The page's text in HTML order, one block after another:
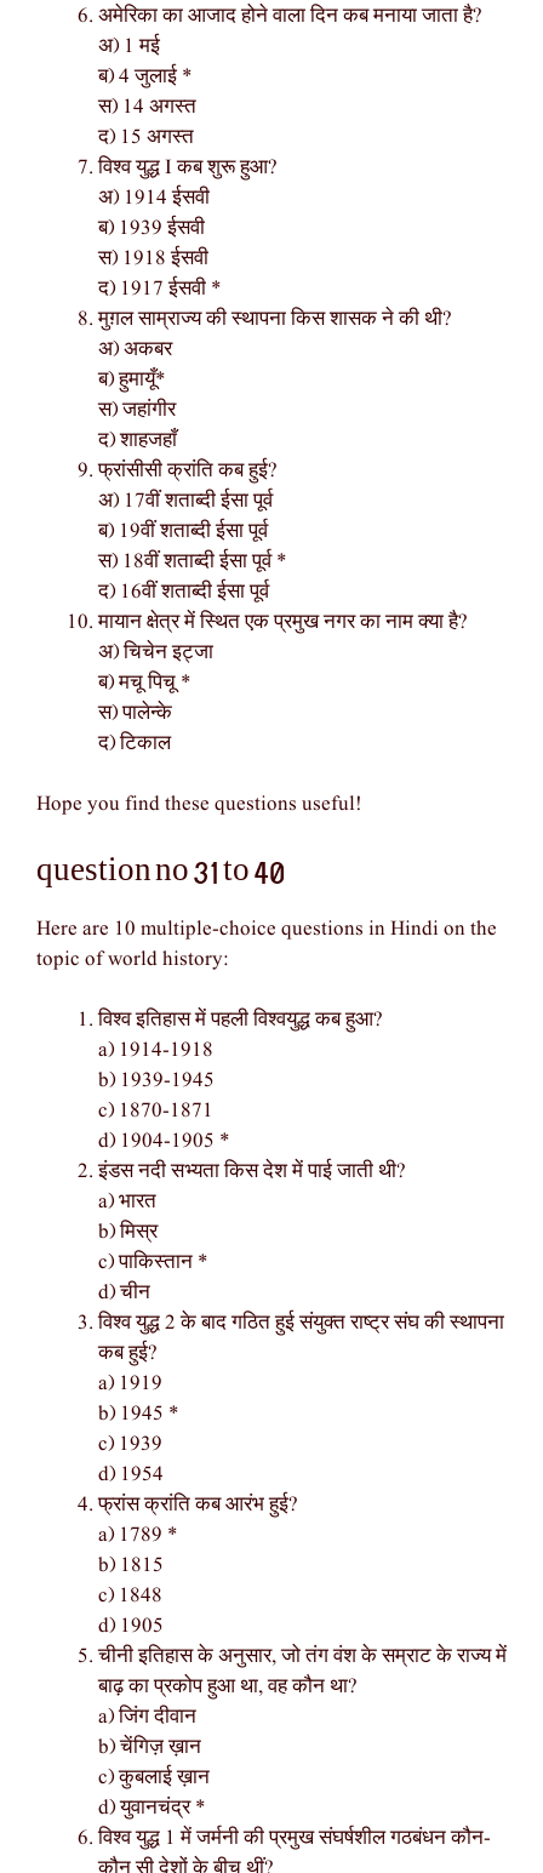
अमेरिका का आजाद होने वाला दिन कब मनाया जाता है?
अ) 1 मई
ब) 4 जुलाई *
स) 14 अगस्त
द) 15 अगस्त
विश्व युद्ध I कब शुरू हुआ?
अ) 1914 ईसवी
ब) 1939 ईसवी
स) 1918 ईसवी
द) 1917 ईसवी *
मुग़ल साम्राज्य की स्थापना किस शासक ने की थी?
अ) अकबर
ब) हुमायूँ*
स) जहांगीर
द) शाहजहाँ
फ्रांसीसी क्रांति कब हुई?
अ) 17वीं शताब्दी ईसा पूर्व
ब) 19वीं शताब्दी ईसा पूर्व
स) 18वीं शताब्दी ईसा पूर्व *
द) 16वीं शताब्दी ईसा पूर्व
मायान क्षेत्र में स्थित एक प्रमुख नगर का नाम क्या है?
अ) चिचेन इट्जा
ब) मचू पिचू *
स) पालेन्के
द) टिकाल
Hope you find these questions useful!
question no 31 to 40
Here are 10 multiple-choice questions in Hindi on the
topic of world history:
विश्व इतिहास में पहली विश्वयुद्ध कब हुआ?
a) 1914-1918
b) 1939-1945
c) 1870-1871
d) 1904-1905 *
इंडस नदी सभ्यता किस देश में पाई जाती थी?
a) भारत
b) मिस्र
c) पाकिस्तान *
d) चीन
विश्व युद्ध 2 के बाद गठित हुई संयुक्त राष्ट्र संघ की स्थापना
कब हुई?
a) 1919
b) 1945 *
c) 1939
d) 1954
फ्रांस क्रांति कब आरंभ हुई?
a) 1789 *
b) 1815
c) 1848
d) 1905
चीनी इतिहास के अनुसार, जो तंग वंश के सम्राट के राज्य में
बाढ़ का प्रकोप हुआ था, वह कौन था?
a) जिंग दीवान
b) चेंगिज़ ख़ान
c) कुबलाई ख़ान
d) युवानचंद्र *
विश्व युद्ध 1 में जर्मनी की प्रमुख संघर्षशील गठबंधन कौन-